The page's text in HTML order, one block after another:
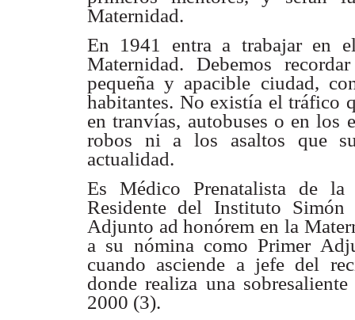
Maternidad.
En 1941 entra a trabajar en
Maternidad. Debemos
pequeña y apacible ciudad,
habitantes. No existía el tráfico
en tranvías, autobuses o en los
robos ni a los asaltos que
actualidad.
Es Médico Prenatalista de la
Residente del Instituto
Adjunto ad honórem en la
a su nómina como Primer
cuando asciende a jefe del
donde realiza una
2000 (3).